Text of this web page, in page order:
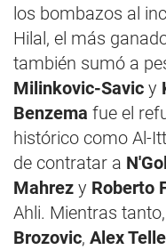
los bombazos al
Hilal, el más
también sumó a
Milinkovic-Savic y
Benzema fue el
histórico como Al-
de contratar a
Mahrez y Roberto
Ahli. Mientras tanto,
Brozovic, Alex